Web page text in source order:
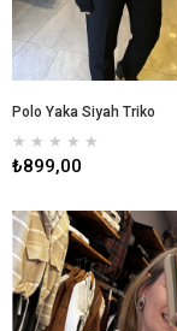
Polo Yaka Siyah Triko
★ ★ ★ ★ ★
₺899,00